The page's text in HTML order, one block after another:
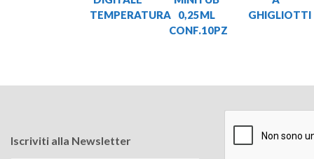
TEMPERATURA
0,25ML
CONF.10PZ
Iscriviti alla Newsletter